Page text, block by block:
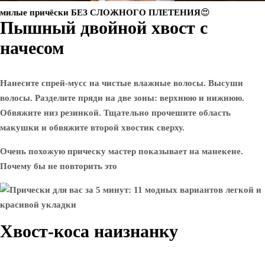
милые причёски БЕЗ СЛОЖНОГО ПЛЕТЕНИЯ😍
Пышный двойной хвост с
начесом
Нанесите спрей-мусс на чистые влажные волосы. Высуши
волосы. Разделите пряди на две зоны: верхнюю и нижнюю.
Обвяжите низ резинкой. Тщательно прочешите область
макушки и обвяжите второй хвостик сверху.
Очень похожую прическу мастер показывает на манекене.
Почему бы не повторить это
Хвост-коса наизнанку